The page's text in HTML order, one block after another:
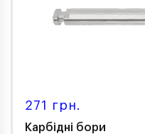
271 грн.
Карбідні бори